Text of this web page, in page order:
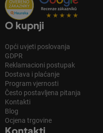
O kupnji
Opći uvjeti poslovanja
GDPR
Reklamacioni postupak
Dostava i plaćanje
Program vjernosti
Često postavljena pitanja
Kontakti
Blog
Ocjena trgovine
Kontakti